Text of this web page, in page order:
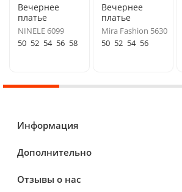
Вечернее
платье
NINELE 6099
50 52 54 56 58
Вечернее
платье
Mira Fashion 5630
50 52 54 56
Информация
Дополнительно
Отзывы о нас